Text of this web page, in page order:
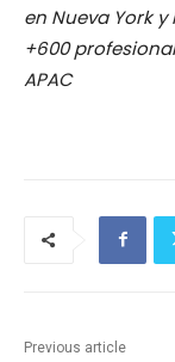
en Nueva York
+600
APAC
Previous article